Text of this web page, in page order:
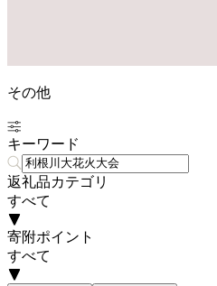
その他
キーワード
返礼品カテゴリ
すべて
寄附ポイント
すべて